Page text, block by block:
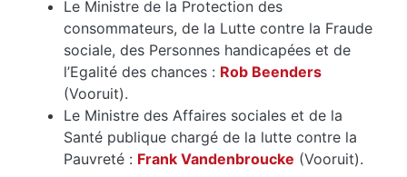
Le Ministre de la Protection des
consommateurs, de la Lutte contre la Fraude
sociale, des Personnes handicapées et de
l’Egalité des chances : Rob Beenders
(Vooruit).
Le Ministre des Affaires sociales et de la
Santé publique chargé de la lutte contre la
Pauvreté : Frank Vandenbroucke (Vooruit).